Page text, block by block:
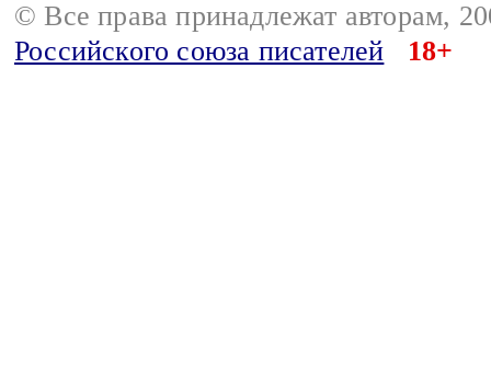
© Все права принадлежат авторам,
Российского союза писателей
18+